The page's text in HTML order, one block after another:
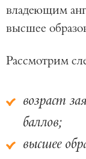
владеющим
высшее
Рассмотрим
возраст
баллов;
высшее